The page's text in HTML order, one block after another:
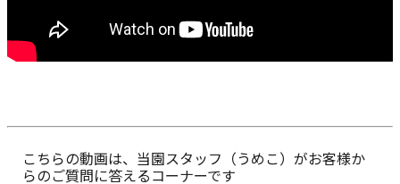
こちらの動画は、当園スタッフ（うめこ）がお客様か
らのご質問に答えるコーナーです